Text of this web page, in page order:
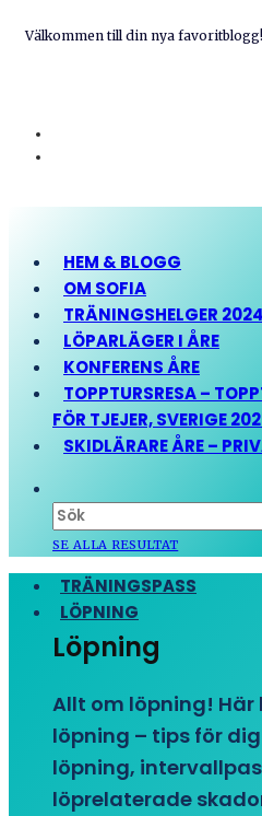
Välkommen till din nya favoritblogg!
HEM & BLOGG
OM SOFIA
TRÄNINGSHELGER
LÖPARLÄGER I ÅRE
KONFERENS ÅRE
TOPPTURSRESA –
FÖR TJEJER, SVERIGE
SKIDLÄRARE ÅRE –
SE ALLA RESULTAT
TRÄNINGSPASS
LÖPNING
Löpning
Allt om löpning!
löpning – tips för
löpning,
löprelaterade